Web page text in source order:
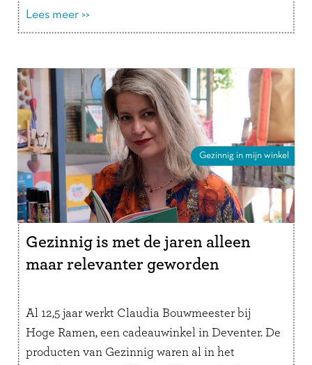
verder
Lees meer >>
Gezinnig in mijn winkel
Gezinnig is met de jaren alleen
maar relevanter geworden
Al 12,5 jaar werkt Claudia Bouwmeester bij
Hoge Ramen, een cadeauwinkel in Deventer. De
producten van Gezinnig waren al in het